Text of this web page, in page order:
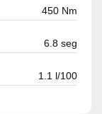
450 Nm
6.8 seg
1.1 l/100